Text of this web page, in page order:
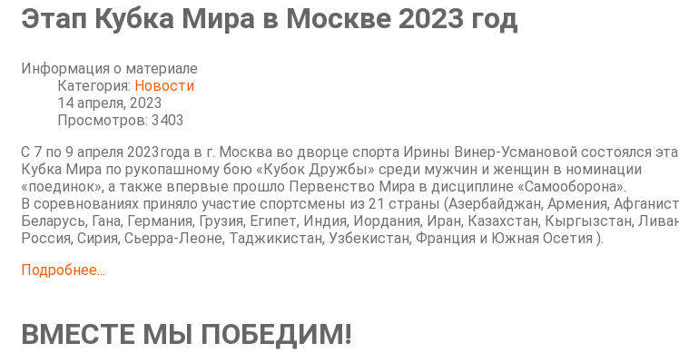
Этап Кубка Мира в Москве 2023 год
Информация о материале
Категория: Новости
14 апреля, 2023
Просмотров: 3403
С 7 по 9 апреля 2023года в г. Москва во дворце спорта Ирины Винер-Усмановой состоялся
Кубка Мира по рукопашному бою «Кубок Дружбы» среди мужчин и женщин в номинации
«поединок», а также впервые прошло Первенство Мира в дисциплине «Самооборона».
В соревнованиях приняло участие спортсмены из 21 страны (Азербайджан, Армения,
Беларусь, Гана, Германия, Грузия, Египет, Индия, Иордания, Иран, Казахстан, Кыргызстан,
Россия, Сирия, Сьерра-Леоне, Таджикистан, Узбекистан, Франция и Южная Осетия ).
Подробнее...
ВМЕСТЕ МЫ ПОБЕДИМ!